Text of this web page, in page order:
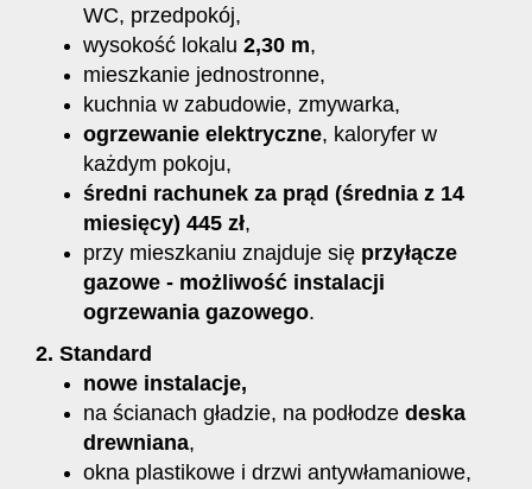
WC, przedpokój,
wysokość lokalu 2,30 m,
mieszkanie jednostronne,
kuchnia w zabudowie, zmywarka,
ogrzewanie elektryczne, kaloryfer w
każdym pokoju,
średni rachunek za prąd (średnia z 14
miesięcy) 445 zł,
przy mieszkaniu znajduje się przyłącze
gazowe - możliwość instalacji
ogrzewania gazowego.
2. Standard
nowe instalacje,
na ścianach gładzie, na podłodze deska
drewniana,
okna plastikowe i drzwi antywłamaniowe,